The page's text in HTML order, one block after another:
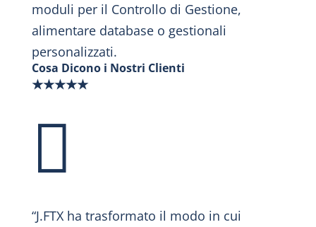
moduli per il Controllo di Gestione,
alimentare database o gestionali
personalizzati.
Cosa Dicono i Nostri Clienti
★★★★★

“J.FTX ha trasformato il modo in cui